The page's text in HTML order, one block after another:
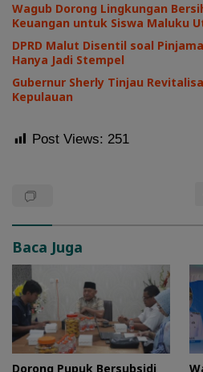
Wagub Dorong Lingkungan
Keuangan untuk Siswa Maluku
DPRD Malut Disentil soal
Hanya Jadi Stempel
Gubernur Sherly Tinjau
Kepulauan
Post Views: 251
Baca Juga
Dorong Pupuk Bersubsidi